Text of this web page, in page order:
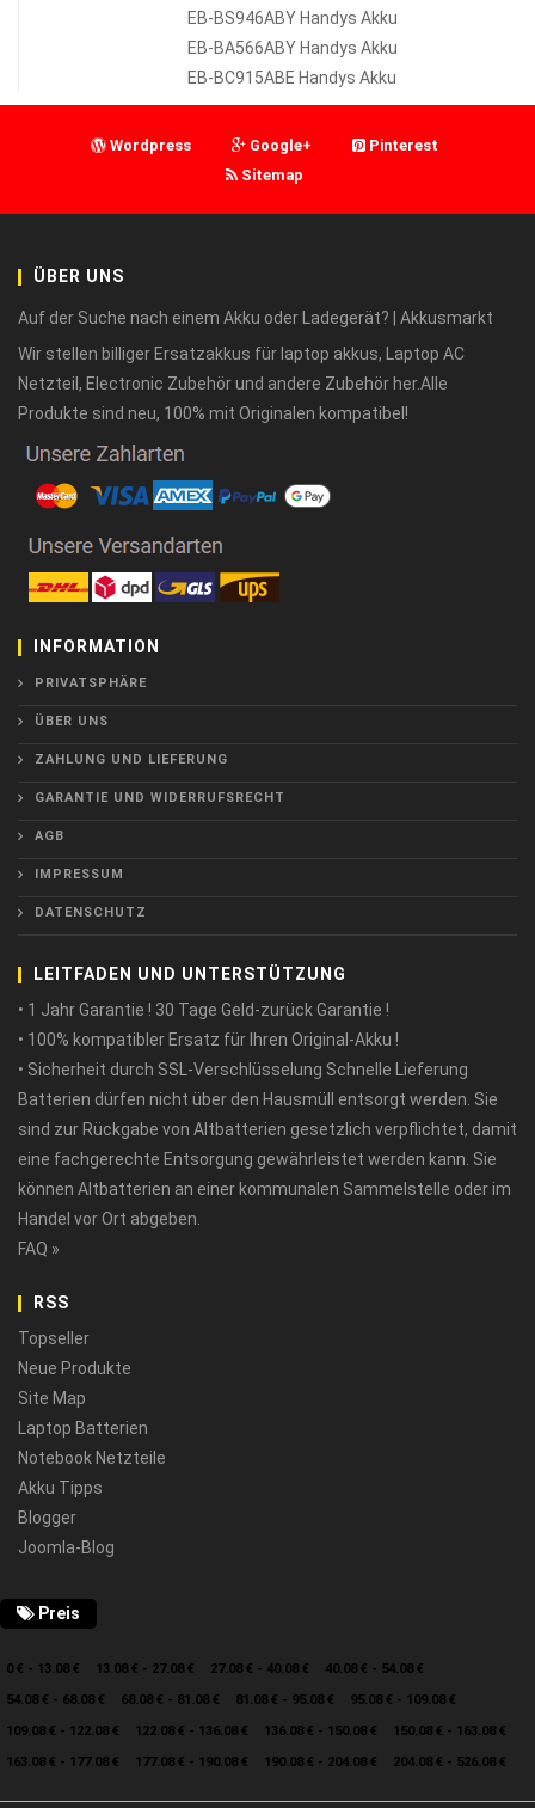
EB-BS946ABY Handys Akku
EB-BA566ABY Handys Akku
EB-BC915ABE Handys Akku
Wordpress Google+
Pinterest
Sitemap
ÜBER UNS
Auf der Suche nach einem Akku oder Ladegerät? | Akkusmarkt
Wir stellen billiger Ersatzakkus für laptop akkus, Laptop AC
Netzteil, Electronic Zubehör und andere Zubehör her.Alle
Produkte sind neu, 100% mit Originalen kompatibel!
INFORMATION
PRIVATSPHÄRE
ÜBER UNS
ZAHLUNG UND LIEFERUNG
GARANTIE UND WIDERRUFSRECHT
AGB
IMPRESSUM
DATENSCHUTZ
LEITFADEN UND UNTERSTÜTZUNG
• 1 Jahr Garantie ! 30 Tage Geld-zurück Garantie !
• 100% kompatibler Ersatz für Ihren Original-Akku !
• Sicherheit durch SSL-Verschlüsselung Schnelle Lieferung
Batterien dürfen nicht über den Hausmüll entsorgt werden. Sie
sind zur Rückgabe von Altbatterien gesetzlich verpflichtet, damit
eine fachgerechte Entsorgung gewährleistet werden kann. Sie
können Altbatterien an einer kommunalen Sammelstelle oder im
Handel vor Ort abgeben.
FAQ »
RSS
Topseller
Neue Produkte
Site Map
Laptop Batterien
Notebook Netzteile
Akku Tipps
Blogger
Joomla-Blog
Preis
0 € - 13.08 € 13.08 € - 27.08 € 27.08 € - 40.08 €
40.08 € - 54.08 €
54.08 € - 68.08 €
68.08 € - 81.08 € 81.08 € - 95.08 €
95.08 € - 109.08 €
109.08 € - 122.08 €
122.08 € - 136.08 € 136.08 € - 150.08 €
150.08 € - 163.08 €
163.08 € - 177.08 €
177.08 € - 190.08 € 190.08 € - 204.08 € 204.08 € - 526.08 €